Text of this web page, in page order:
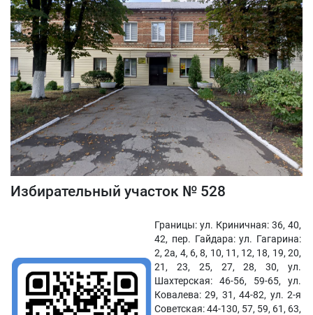
Избирательный участок № 528
Границы: ул. Криничная: 36, 40,
42, пер. Гайдара: ул. Гагарина:
2, 2а, 4, 6, 8, 10, 11, 12, 18, 19, 20,
21, 23, 25, 27, 28, 30, ул.
Шахтерская: 46-56, 59-65, ул.
Ковалева: 29, 31, 44-82, ул. 2-я
Советская: 44-130, 57, 59, 61, 63,